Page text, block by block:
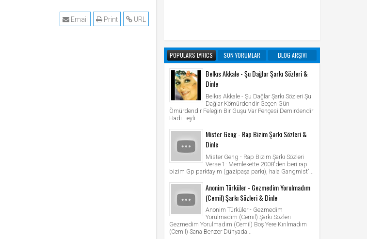
URL
Print
Email
POPULARS LYRICS SON YORUMLAR BLOG ARŞIVI
Belkıs Akkale - Şu Dağlar Şarkı Sözleri &
Dinle
Belkıs Akkale - Şu Dağlar Şarkı Sözleri Şu
Dağlar Kömürdendir Geçen Gün
Ömürdendir Feleğin Bir Guşu Var Pençesi Demirdendir
Hadi Leyli ...
Mister Geng - Rap Bizim Şarkı Sözleri &
Dinle
Mister Geng - Rap Bizim Şarkı Sözleri
Verse 1: Memlekette 2008'den beri rap
bizim Gp parktayım (gazipaşa parkı), hala Gangmist'...
Anonim Türküler - Gezmedim Yorulmadım
(Cemil) Şarkı Sözleri & Dinle
Anonim Türküler - Gezmedim
Yorulmadım (Cemil) Şarkı Sözleri
Gezmedim Yorulmadım (Cemil) Boş Yere Kırılmadım
(Cemil) Sana Benzer Dünyada...